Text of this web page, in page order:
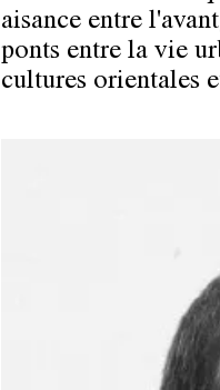
aisance entre
ponts entre la vie
cultures orientales